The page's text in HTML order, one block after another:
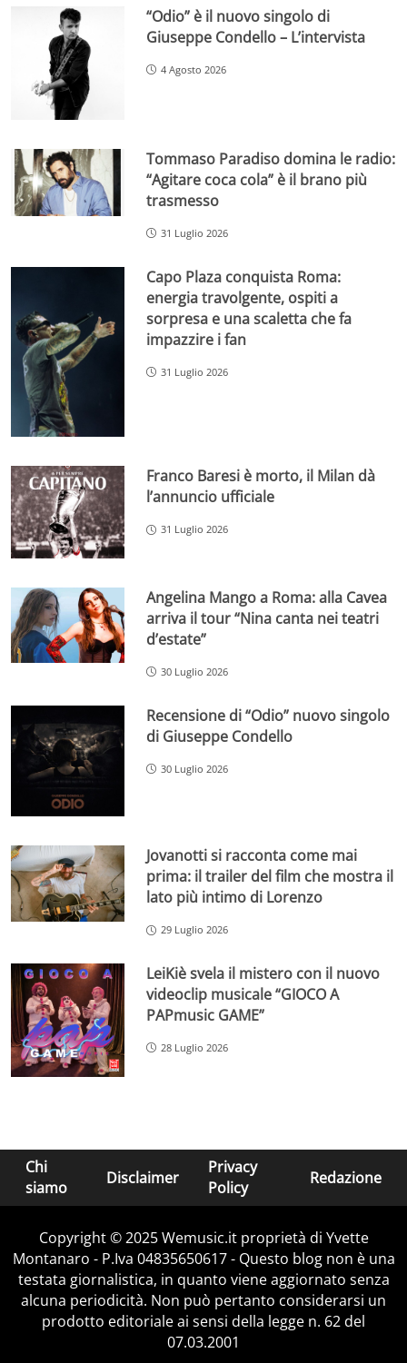
“Odio” è il nuovo singolo di
Giuseppe Condello – L’intervista
4 Agosto 2026
Tommaso Paradiso domina le radio:
“Agitare coca cola” è il brano più
trasmesso
31 Luglio 2026
Capo Plaza conquista Roma:
energia travolgente, ospiti a
sorpresa e una scaletta che fa
impazzire i fan
31 Luglio 2026
Franco Baresi è morto, il Milan dà
l’annuncio ufficiale
31 Luglio 2026
Angelina Mango a Roma: alla Cavea
arriva il tour “Nina canta nei teatri
d’estate”
30 Luglio 2026
Recensione di “Odio” nuovo singolo
di Giuseppe Condello
30 Luglio 2026
Jovanotti si racconta come mai
prima: il trailer del film che mostra il
lato più intimo di Lorenzo
29 Luglio 2026
LeiKiè svela il mistero con il nuovo
videoclip musicale “GIOCO A
PAPmusic GAME”
28 Luglio 2026
Chi
siamo
Disclaimer
Privacy
Policy
Redazione
Copyright © 2025 Wemusic.it proprietà di Yvette
Montanaro - P.Iva 04835650617 - Questo blog non è una
testata giornalistica, in quanto viene aggiornato senza
alcuna periodicità. Non può pertanto considerarsi un
prodotto editoriale ai sensi della legge n. 62 del
07.03.2001